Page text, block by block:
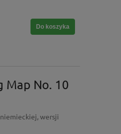
Do koszyka
Map No. 10
wersji